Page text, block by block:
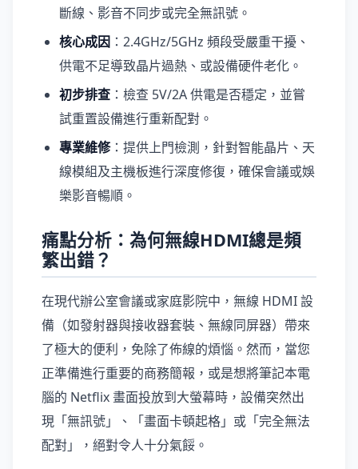
斷線、影音不同步或完全無訊號。
核心成因 ：2.4GHz/5GHz 頻段受嚴重干擾、
供電不足導致晶片過熱、或設備硬件老化。
初步排查 ：檢查 5V/2A 供電是否穩定，並嘗
試重置設備進行重新配對。
專業維修：提供上門檢測，針對智能晶片、天
線模組及主機板進行深度修復，確保會議或娛
樂影音暢順。
痛點分析：為何無線HDMI總是頻
繁出錯？
在現代辦公室會議或家庭影院中，無線 HDMI 設
備（如發射器與接收器套裝、無線同屏器）帶來
了極大的便利，免除了佈線的煩惱。然而，當您
正準備進行重要的商務簡報，或是想將筆記本電
腦的 Netflix 畫面投放到大螢幕時，設備突然出
現「無訊號」、「畫面卡頓起格」或「完全無法
配對」，絕對令人十分氣餒。